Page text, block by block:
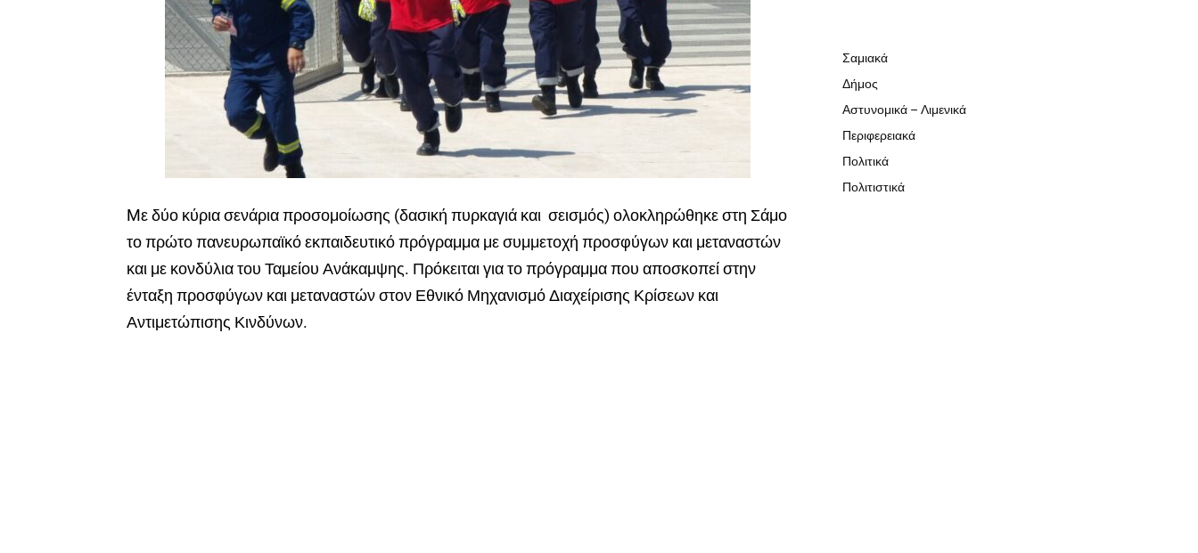
Mε δύο κύρια σενάρια προσομοίωσης (δασική πυρκαγιά και σεισμός) ολοκληρώθηκε στη Σάμο
το πρώτο πανευρωπαϊκό εκπαιδευτικό πρόγραμμα με συμμετοχή προσφύγων και μεταναστών
και με κονδύλια του Ταμείου Ανάκαμψης. Πρόκειται για το πρόγραμμα που αποσκοπεί στην
ένταξη προσφύγων και μεταναστών στον Εθνικό Μηχανισμό Διαχείρισης Κρίσεων και
Αντιμετώπισης Κινδύνων.
Σαμιακά
Δήμος
Αστυνομικά – Λιμενικά
Περιφερειακά
Πολιτικά
Πολιτιστικά